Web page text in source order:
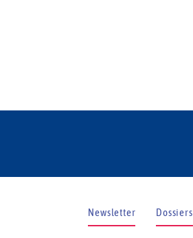
Newsletter Dossiers